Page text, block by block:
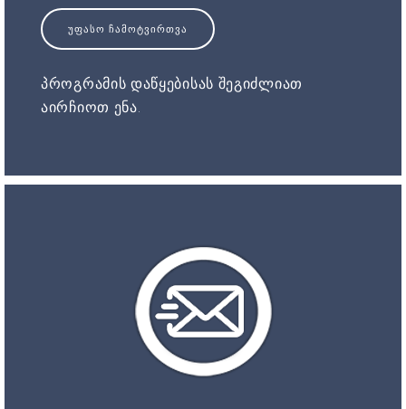
ᲣᲤᲐᲡᲝ ᲩᲐᲛᲝᲢᲕᲘᲠᲗᲕᲐ
პროგრამის დაწყებისას შეგიძლიათ
აირჩიოთ ენა.